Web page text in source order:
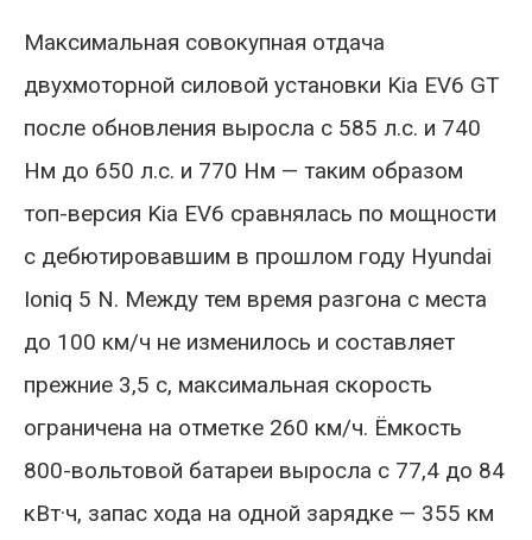
Максимальная совокупная отдача
двухмоторной силовой установки Kia EV6 GT
после обновления выросла с 585 л.с. и 740
Нм до 650 л.с. и 770 Нм — таким образом
топ-версия Kia EV6 сравнялась по мощности
с дебютировавшим в прошлом году Hyundai
Ioniq 5 N. Между тем время разгона с места
до 100 км/ч не изменилось и составляет
прежние 3,5 с, максимальная скорость
ограничена на отметке 260 км/ч. Ёмкость
800-вольтовой батареи выросла с 77,4 до 84
кВт·ч, запас хода на одной зарядке — 355 км